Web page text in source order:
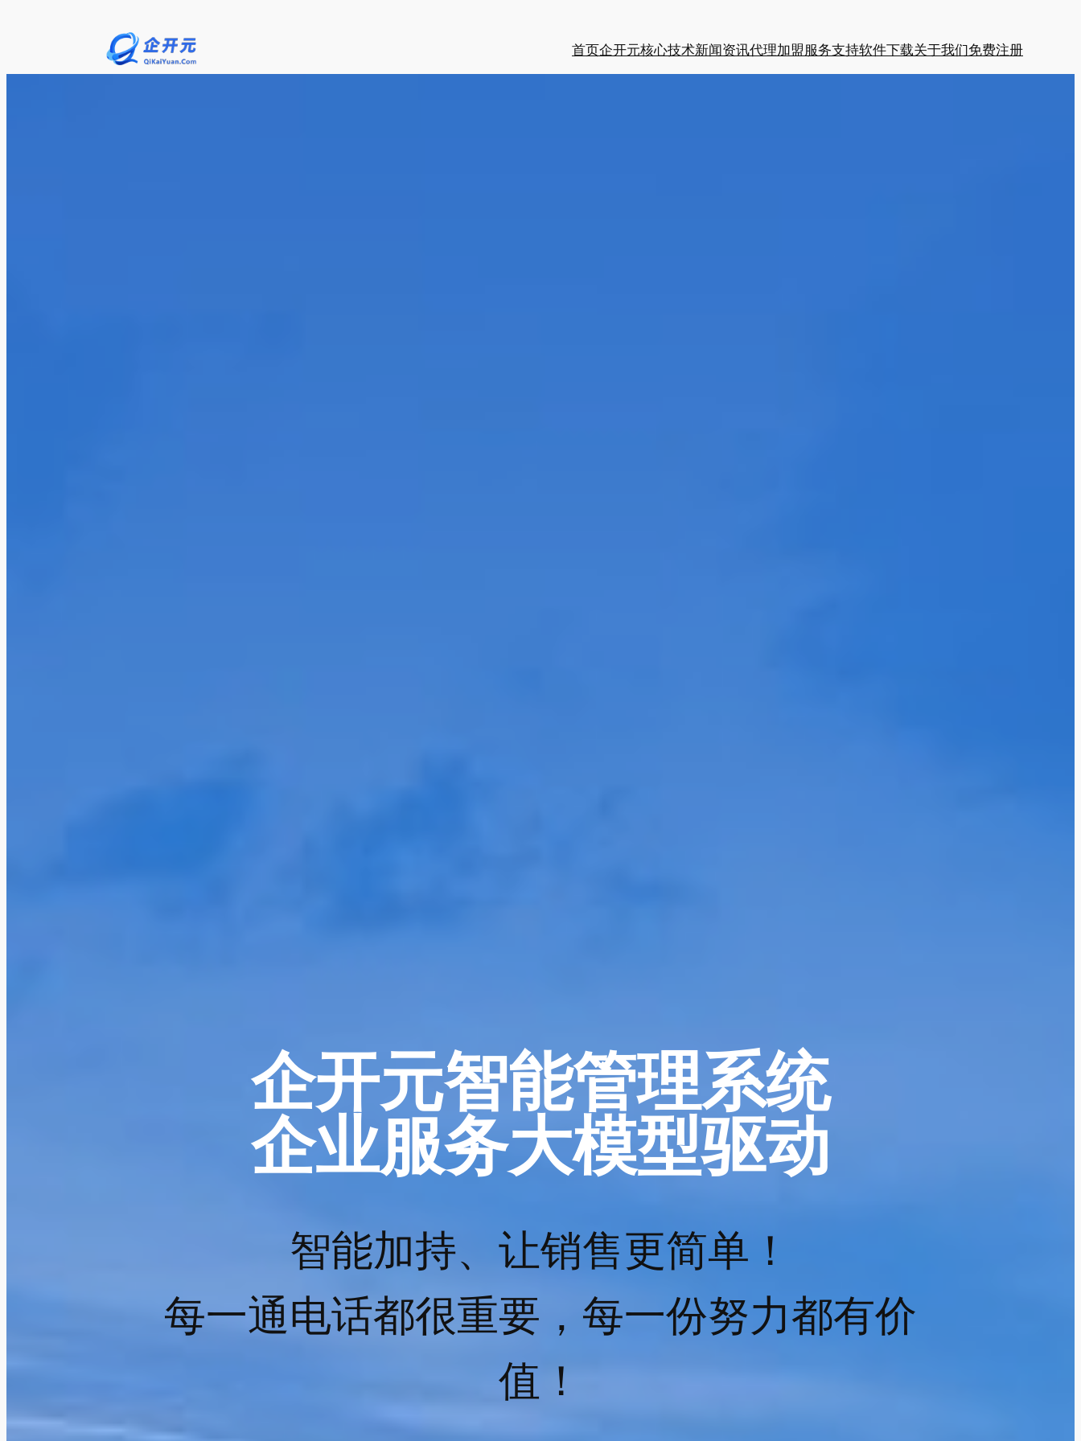
容
首页企开元核心技术新闻资讯代理加盟服务支持软件下载关于我们免费注册
企开元智能管理系统
企业服务大模型驱动
智能加持、让销售更简单！
每一通电话都很重要，每一份努力都有价
值！